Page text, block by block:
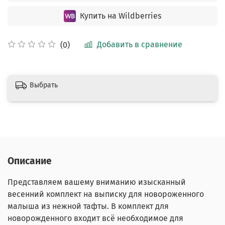
(0) Добавить в сравнение
Купить на Wildberries
Выбрать
Описание
Представляем вашему вниманию изысканный
весенний комплект на выписку для новороженного
малыша из нежной тафты. В комплект для
новорожденного входит всё необходимое для